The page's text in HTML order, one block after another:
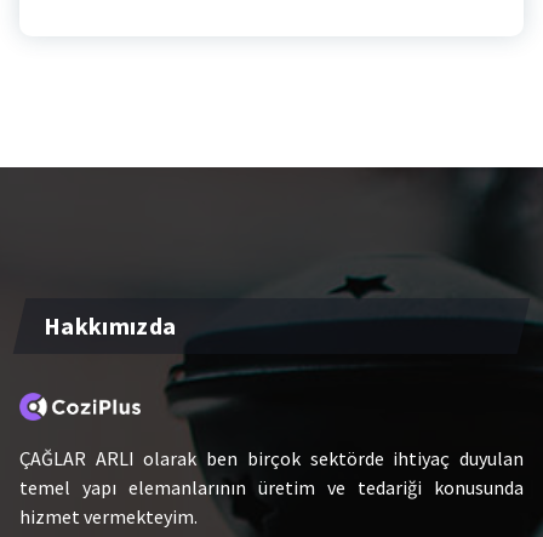
Hakkımızda
ÇAĞLAR ARLI olarak ben birçok sektörde ihtiyaç duyulan
temel yapı elemanlarının üretim ve tedariği konusunda
hizmet vermekteyim.